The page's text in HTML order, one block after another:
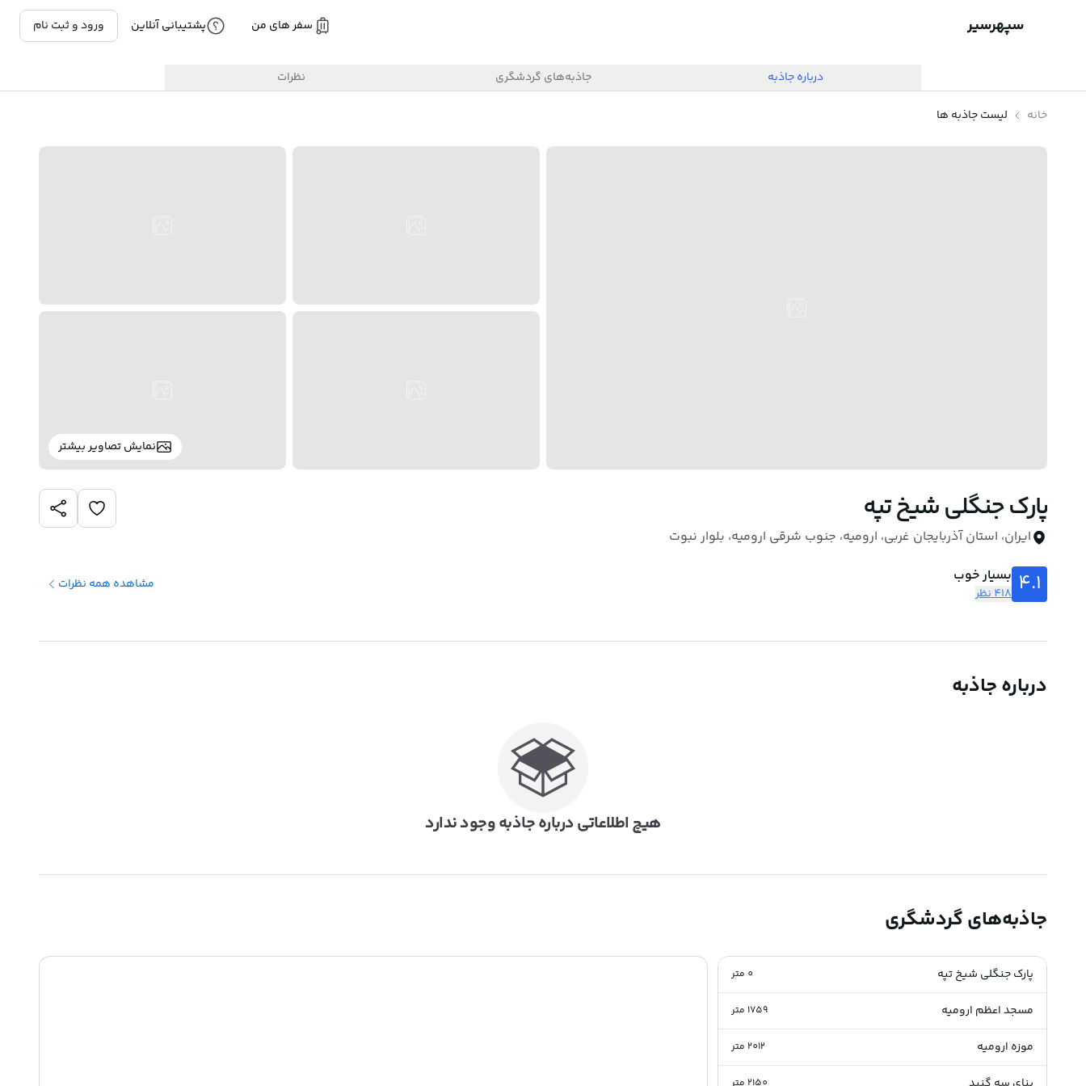
سپهرسیر سفر های من پشتیبانی آنلاین ورود و ثبت نام
درباره جاذبه جاذبه‌های گردشگری نظرات
خانه لیست جاذبه ها
نمایش تصاویر بیشتر
پارک جنگلی شیخ تپه
ایران، استان آذربایجان غربی، ارومیه، جنوب شرقی ارومیه، بلوار نبوت
4.1 بسیار خوب
418 نظر
مشاهده همه نظرات
درباره جاذبه
هیچ اطلاعاتی درباره جاذبه وجود ندارد
جاذبه‌های گردشگری
پارک جنگلی شیخ تپه 0 متر
مسجد اعظم ارومیه 1759 متر
موزه ارومیه 2012 متر